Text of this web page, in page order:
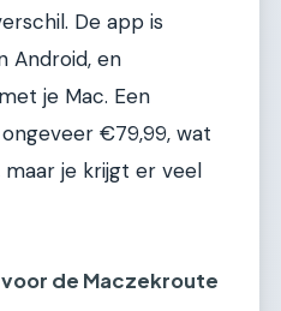
De app is
Android, en
je Mac. Een
€79,99, wat
maar je krijgt er veel
de Maczekroute